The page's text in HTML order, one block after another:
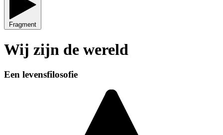
Fragment
Wij zijn de wereld
Een levensfilosofie